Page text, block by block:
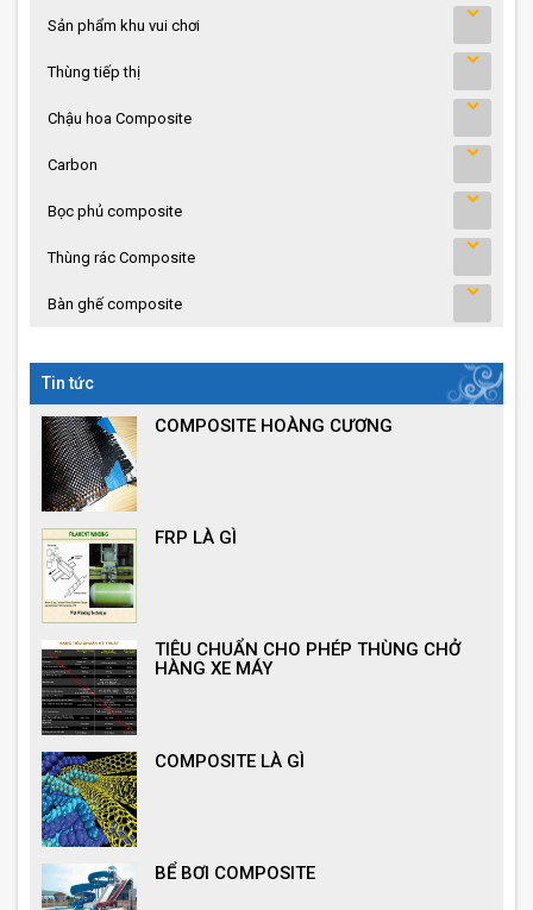
Sản phẩm khu vui chơi
Thùng tiếp thị
Chậu hoa Composite
Carbon
Bọc phủ composite
Thùng rác Composite
Bàn ghế composite
Tin tức
COMPOSITE HOÀNG CƯƠNG
FRP LÀ GÌ
TIÊU CHUẨN CHO PHÉP THÙNG CHỞ
HÀNG XE MÁY
COMPOSITE LÀ GÌ
BỂ BƠI COMPOSITE